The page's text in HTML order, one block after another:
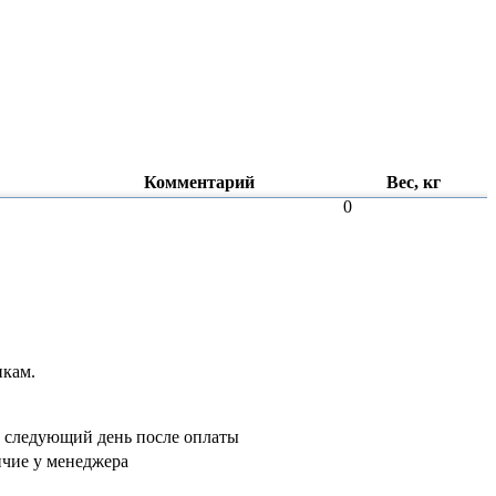
Комментарий
Вес, кг
0
день после оплаты
у менеджера
гидростанции и